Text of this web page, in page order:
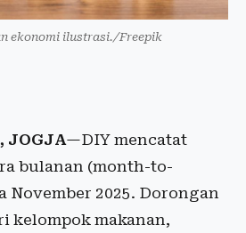
ekonomi ilustrasi./Freepik
JOGJA—DIY mencatat
bulanan (month-to-
November 2025. Dorongan
kelompok makanan,